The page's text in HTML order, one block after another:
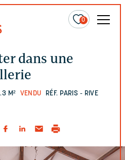
0
dans une
M² VENDU
RÉF. PARIS - RIVE